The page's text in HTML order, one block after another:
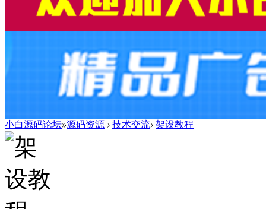
小白源码论坛»源码资源 › 技术交流› 架设教程